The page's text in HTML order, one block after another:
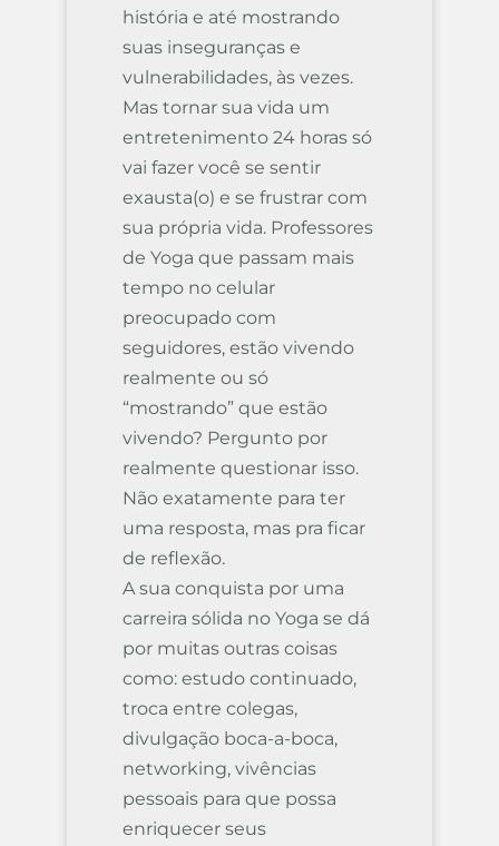
história e até mostrando
suas inseguranças e
vulnerabilidades, às vezes.
Mas tornar sua vida um
entretenimento 24 horas só
vai fazer você se sentir
exausta(o) e se frustrar com
sua própria vida. Professores
de Yoga que passam mais
tempo no celular
preocupado com
seguidores, estão vivendo
realmente ou só
“mostrando” que estão
vivendo? Pergunto por
realmente questionar isso.
Não exatamente para ter
uma resposta, mas pra ficar
de reflexão.
A sua conquista por uma
carreira sólida no Yoga se dá
por muitas outras coisas
como: estudo continuado,
troca entre colegas,
divulgação boca-a-boca,
networking, vivências
pessoais para que possa
enriquecer seus